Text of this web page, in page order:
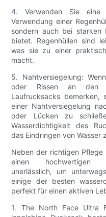
4. Verwenden Sie eine
Verwendung einer
sondern auch bei starken
bietet. Regenhüllen sind
was sie zu einer
macht.
5. Nahtversiegelung:
oder Rissen an den
Laufrucksacks bemerken,
einer Nahtversiegelung
oder Lücken zu
Wasserdichtigkeit des
das Eindringen von Wasser
Neben der richtigen
einen hochwertigen
unerlässlich, um
einige der besten
perfekt für einen aktiven
1. The North Face Ultra